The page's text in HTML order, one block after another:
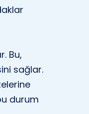
Bu,
sağlar.
durum